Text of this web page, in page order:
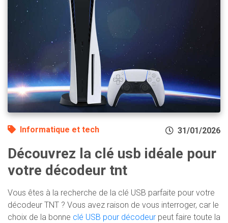
Informatique et tech 31/01/2026
Découvrez la clé usb idéale pour
votre décodeur tnt
Vous êtes à la recherche de la clé USB parfaite pour votre
décodeur TNT ? Vous avez raison de vous interroger, car le
choix de la bonne clé USB pour décodeur peut faire toute la